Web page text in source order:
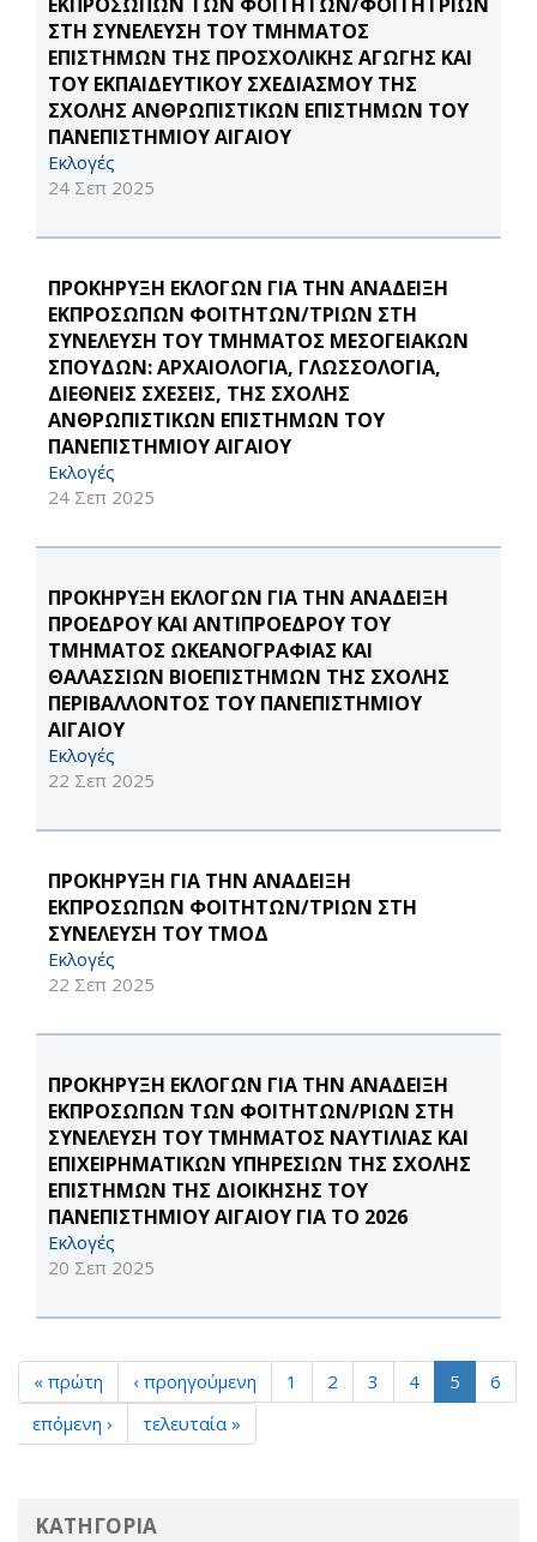
ΣΤΗ ΣΥΝΕΛΕΥΣΗ ΤΟΥ ΤΜΗΜΑΤΟΣ
ΕΠΙΣΤΗΜΩΝ ΤΗΣ ΠΡΟΣΧΟΛΙΚΗΣ ΑΓΩΓΗΣ ΚΑΙ
ΤΟΥ ΕΚΠΑΙΔΕΥΤΙΚΟΥ ΣΧΕΔΙΑΣΜΟΥ ΤΗΣ
ΣΧΟΛΗΣ ΑΝΘΡΩΠΙΣΤΙΚΩΝ ΕΠΙΣΤΗΜΩΝ ΤΟΥ
ΠΑΝΕΠΙΣΤΗΜΙΟΥ ΑΙΓΑΙΟΥ
Εκλογές
24 Σεπ 2025
ΠΡΟΚΗΡΥΞΗ ΕΚΛΟΓΩΝ ΓΙΑ ΤΗΝ ΑΝΑΔΕΙΞΗ
ΕΚΠΡΟΣΩΠΩΝ ΦΟΙΤΗΤΩΝ/ΤΡΙΩΝ ΣΤΗ
ΣΥΝΕΛΕΥΣΗ ΤΟΥ ΤΜΗΜΑΤΟΣ ΜΕΣΟΓΕΙΑΚΩΝ
ΣΠΟΥΔΩΝ: ΑΡΧΑΙΟΛΟΓΙΑ, ΓΛΩΣΣΟΛΟΓΙΑ,
ΔΙΕΘΝΕΙΣ ΣΧΕΣΕΙΣ, ΤΗΣ ΣΧΟΛΗΣ
ΑΝΘΡΩΠΙΣΤΙΚΩΝ ΕΠΙΣΤΗΜΩΝ ΤΟΥ
ΠΑΝΕΠΙΣΤΗΜΙΟΥ ΑΙΓΑΙΟΥ
Εκλογές
24 Σεπ 2025
ΠΡΟΚΗΡΥΞΗ ΕΚΛΟΓΩΝ ΓΙΑ ΤΗΝ ΑΝΑΔΕΙΞΗ
ΠΡΟΕΔΡΟΥ ΚΑΙ ΑΝΤΙΠΡΟΕΔΡΟΥ ΤΟΥ
ΤΜΗΜΑΤΟΣ ΩΚΕΑΝΟΓΡΑΦΙΑΣ ΚΑΙ
ΘΑΛΑΣΣΙΩΝ ΒΙΟΕΠΙΣΤΗΜΩΝ ΤΗΣ ΣΧΟΛΗΣ
ΠΕΡΙΒΑΛΛΟΝΤΟΣ ΤΟΥ ΠΑΝΕΠΙΣΤΗΜΙΟΥ
ΑΙΓΑΙΟΥ
Εκλογές
22 Σεπ 2025
ΠΡΟΚΗΡΥΞΗ ΓΙΑ ΤΗΝ ΑΝΑΔΕΙΞΗ
ΕΚΠΡΟΣΩΠΩΝ ΦΟΙΤΗΤΩΝ/ΤΡΙΩΝ ΣΤΗ
ΣΥΝΕΛΕΥΣΗ ΤΟΥ ΤΜΟΔ
Εκλογές
22 Σεπ 2025
ΠΡΟΚΗΡΥΞΗ ΕΚΛΟΓΩΝ ΓΙΑ ΤΗΝ ΑΝΑΔΕΙΞΗ
ΕΚΠΡΟΣΩΠΩΝ ΤΩΝ ΦΟΙΤΗΤΩΝ/ΡΙΩΝ ΣΤΗ
ΣΥΝΕΛΕΥΣΗ ΤΟΥ ΤΜΗΜΑΤΟΣ ΝΑΥΤΙΛΙΑΣ ΚΑΙ
ΕΠΙΧΕΙΡΗΜΑΤΙΚΩΝ ΥΠΗΡΕΣΙΩΝ ΤΗΣ ΣΧΟΛΗΣ
ΕΠΙΣΤΗΜΩΝ ΤΗΣ ΔΙΟΙΚΗΣΗΣ ΤΟΥ
ΠΑΝΕΠΙΣΤΗΜΙΟΥ ΑΙΓΑΙΟΥ ΓΙΑ ΤΟ 2026
Εκλογές
20 Σεπ 2025
« πρώτη ‹ προηγούμενη 1 2 3 4 5
6
επόμενη ›
τελευταία »
ΚΑΤΗΓΟΡΙΑ